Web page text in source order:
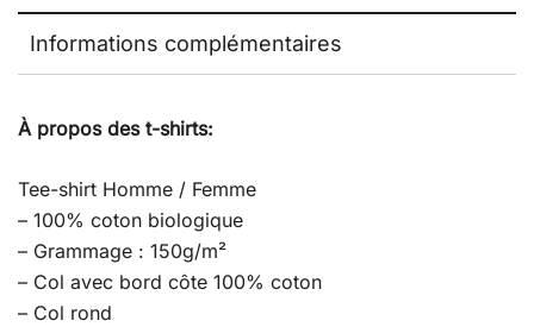
Informations complémentaires
À propos des t-shirts:
Tee-shirt Homme / Femme
– 100% coton biologique
– Grammage : 150g/m²
– Col avec bord côte 100% coton
– Col rond